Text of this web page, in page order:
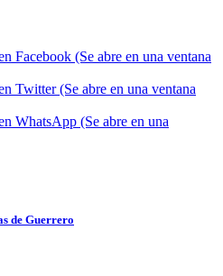
Facebook (Se abre en una ventana
Twitter (Se abre en una ventana
WhatsApp (Se abre en una
de Guerrero